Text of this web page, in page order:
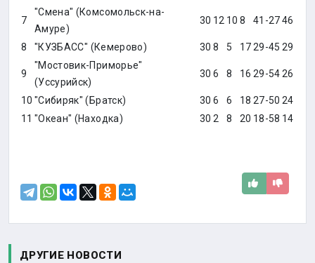
7
"Смена" (Комсомольск-на-
Амуре)
30 12 10 8 41-2746
8 "КУЗБАСС" (Кемерово) 30 8 5 1729-45 29
9
"Мостовик-Приморье"
(Уссурийск)
30 6 8 16 29-5426
10 "Сибиряк" (Братск) 30 6 6 18 27-50 24
11 "Океан" (Находка) 30 2 8 20 18-58 14
ДРУГИЕ НОВОСТИ